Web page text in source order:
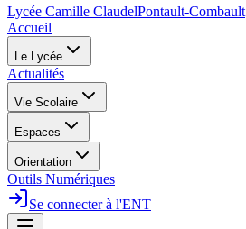
Lycée Camille ClaudelPontault-Combault
Accueil
Le Lycée
Actualités
Vie Scolaire
Espaces
Orientation
Outils Numériques
Se connecter à l'ENT